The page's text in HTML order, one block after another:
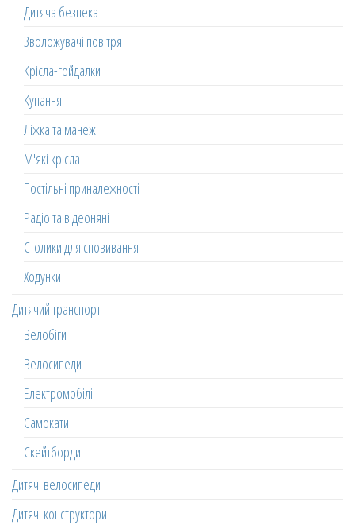
Дитяча безпека
Зволожувачі повітря
Крісла-гойдалки
Купання
Ліжка та манежі
М'які крісла
Постільні приналежності
Радіо та відеоняні
Столики для сповивання
Ходунки
Дитячий транспорт
Велобіги
Велосипеди
Електромобілі
Самокати
Скейтборди
Дитячі велосипеди
Дитячі конструктори